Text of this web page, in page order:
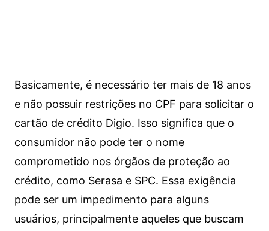
Basicamente, é necessário ter mais de 18 anos
e não possuir restrições no CPF para solicitar o
cartão de crédito Digio. Isso significa que o
consumidor não pode ter o nome
comprometido nos órgãos de proteção ao
crédito, como Serasa e SPC. Essa exigência
pode ser um impedimento para alguns
usuários, principalmente aqueles que buscam